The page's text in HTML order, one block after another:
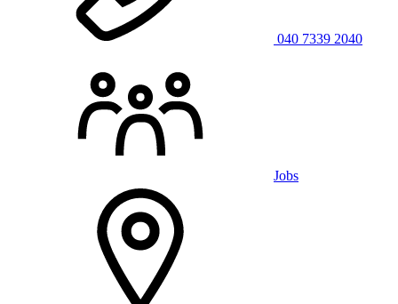
040 7339 2040
Jobs